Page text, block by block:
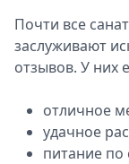
Почти все
заслуживают
отзывов. У них
отличное
удачное
питание по